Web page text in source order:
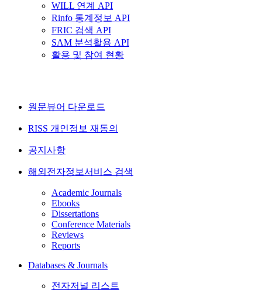
WILL 연계 API
Rinfo 통계정보 API
FRIC 검색 API
SAM 분석활용 API
활용 및 참여 현황
원문뷰어 다운로드
RISS 개인정보 재동의
공지사항
해외전자정보서비스 검색
Academic Journals
Ebooks
Dissertations
Conference Materials
Reviews
Reports
Databases & Journals
전자저널 리스트